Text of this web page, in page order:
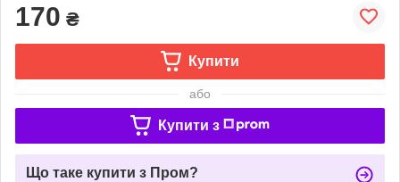
170 ₴
Купити
або
Купити з
Що таке купити з Пром?